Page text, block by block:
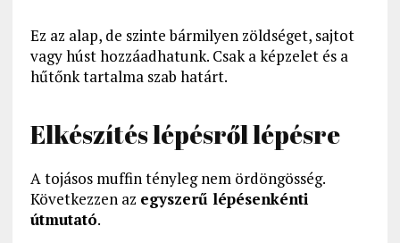
Ez az alap, de szinte bármilyen zöldséget, sajtot
vagy húst hozzáadhatunk. Csak a képzelet és a
hűtőnk tartalma szab határt.
Elkészítés lépésről lépésre
A tojásos muffin tényleg nem ördöngösség.
Következzen az egyszerű lépésenkénti
útmutató.